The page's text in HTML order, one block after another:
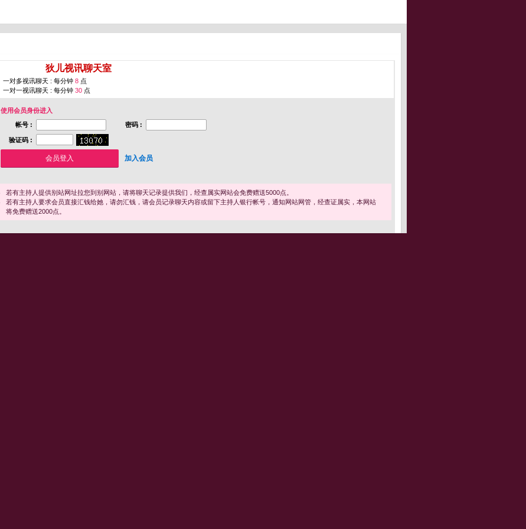
狄儿视讯聊天室
一对多视讯聊天 : 每分钟 8 点
一对一视讯聊天 : 每分钟 30 点
使用会员身份进入
帐号 :
密码 :
验证码 :
加入会员
若有主持人提供别站网址拉您到别网站，请将聊天记录提供我们，经查属实网站会免费赠送5000点。
若有主持人要求会员直接汇钱给她，请勿汇钱，请会员记录聊天内容或留下主持人银行帐号，通知网站网管，经查证属实，本网站
将免费赠送2000点。